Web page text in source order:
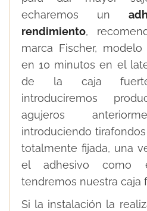
echaremos un
rendimiento,
marca Fischer, modelo
en 10 minutos en el
de la caja fuerte,
introduciremos
agujeros
introduciendo
totalmente fijada, una
el adhesivo como
tendremos nuestra caja
Si la instalación la